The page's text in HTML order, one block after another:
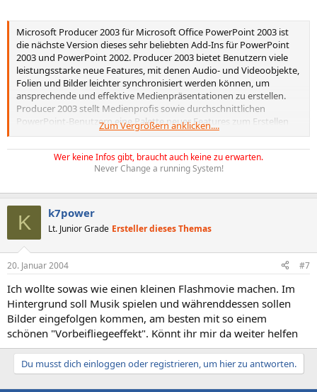
Microsoft Producer 2003 für Microsoft Office PowerPoint 2003 ist
die nächste Version dieses sehr beliebten Add-Ins für PowerPoint
2003 und PowerPoint 2002. Producer 2003 bietet Benutzern viele
leistungsstarke neue Features, mit denen Audio- und Videoobjekte,
Folien und Bilder leichter synchronisiert werden können, um
ansprechende und effektive Medienpräsentationen zu erstellen.
Producer 2003 stellt Medienprofis sowie durchschnittlichen
PowerPoint-Benutzern eine Palette neuer Features zum Erstellen
neuen Inhalts zur Verfügung.
Zum Vergrößern anklicken....
Wer keine Infos gibt, braucht auch keine zu erwarten.
Never Change a running System!
K k7power
Lt. Junior Grade Ersteller dieses Themas
20. Januar 2004 #7
Ich wollte sowas wie einen kleinen Flashmovie machen. Im
Hintergrund soll Musik spielen und währenddessen sollen
Bilder eingefolgen kommen, am besten mit so einem
schönen "Vorbeifliegeeffekt". Könnt ihr mir da weiter helfen
Du musst dich einloggen oder registrieren, um hier zu antworten.